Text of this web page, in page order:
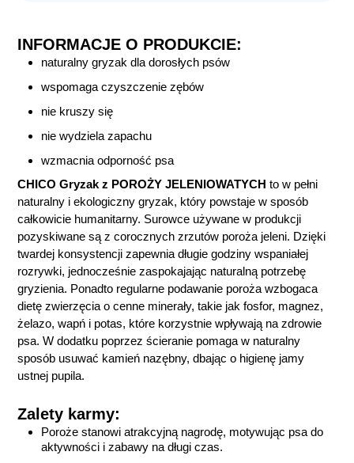
INFORMACJE O PRODUKCIE:
naturalny gryzak dla dorosłych psów
wspomaga czyszczenie zębów
nie kruszy się
nie wydziela zapachu
wzmacnia odporność psa
CHICO Gryzak z POROŻY JELENIOWATYCH to w pełni
naturalny i ekologiczny gryzak, który powstaje w sposób
całkowicie humanitarny. Surowce używane w produkcji
pozyskiwane są z corocznych zrzutów poroża jeleni. Dzięki
twardej konsystencji zapewnia długie godziny wspaniałej
rozrywki, jednocześnie zaspokajając naturalną potrzebę
gryzienia. Ponadto regularne podawanie poroża wzbogaca
dietę zwierzęcia o cenne minerały, takie jak fosfor, magnez,
żelazo, wapń i potas, które korzystnie wpływają na zdrowie
psa. W dodatku poprzez ścieranie pomaga w naturalny
sposób usuwać kamień nazębny, dbając o higienę jamy
ustnej pupila.
Zalety karmy:
Poroże stanowi atrakcyjną nagrodę, motywując psa do
aktywności i zabawy na długi czas.